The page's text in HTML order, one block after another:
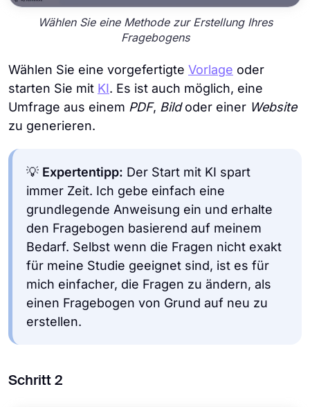
Wählen Sie eine Methode zur Erstellung Ihres
Fragebogens
Wählen Sie eine vorgefertigte Vorlage oder
starten Sie mit KI. Es ist auch möglich, eine
Umfrage aus einem PDF, Bildoder einer Website
zu generieren.
💡 Expertentipp: Der Start mit KI spart
immer Zeit. Ich gebe einfach eine
grundlegende Anweisung ein und erhalte
den Fragebogen basierend auf meinem
Bedarf. Selbst wenn die Fragen nicht exakt
für meine Studie geeignet sind, ist es für
mich einfacher, die Fragen zu ändern, als
einen Fragebogen von Grund auf neu zu
erstellen.
Schritt 2